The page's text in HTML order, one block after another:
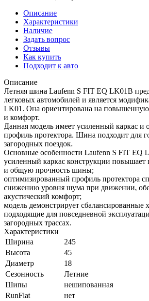
Описание
Характеристики
Наличие
Задать вопрос
Отзывы
Как купить
Подходит к авто
Описание
Летняя шина Laufenn S FIT EQ LK01B
легковых автомобилей и является
LK01. Она ориентирована на повышенную
и комфорт.
Данная модель имеет усиленный каркас и
профиль протектора. Шина подходит для
загородных поездок.
Основные особенности Laufenn S FIT EQ
усиленный каркас конструкции повышает
и общую прочность шины;
оптимизированный профиль протектора
снижению уровня шума при движении,
акустический комфорт;
модель демонстрирует сбалансированные
подходящие для повседневной
загородных трассах.
Характеристики
Ширина
245
Высота
45
Диаметр
18
Сезонность
Летние
Шипы
нешипованная
RunFlat
нет